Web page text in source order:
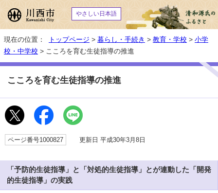
やさしい日本語
現在の位置： トップページ > 暮らし・手続き > 教育・学校 > 小学
校・中学校 > こころを育む生徒指導の推進
こころを育む生徒指導の推進
ページ番号1000827 更新日 平成30年3月8日
「予防的生徒指導」と「対処的生徒指導」とが連動した「開発
的生徒指導」の実践